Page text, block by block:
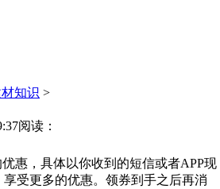
知识 >
阅读：
惠，具体以你收到的短信或者APP现
受更多的优惠。领券到手之后再消